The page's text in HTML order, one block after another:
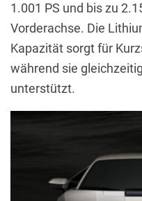
1.001 PS und bis zu
Vorderachse. Die
Kapazität sorgt für
während sie
unterstützt.